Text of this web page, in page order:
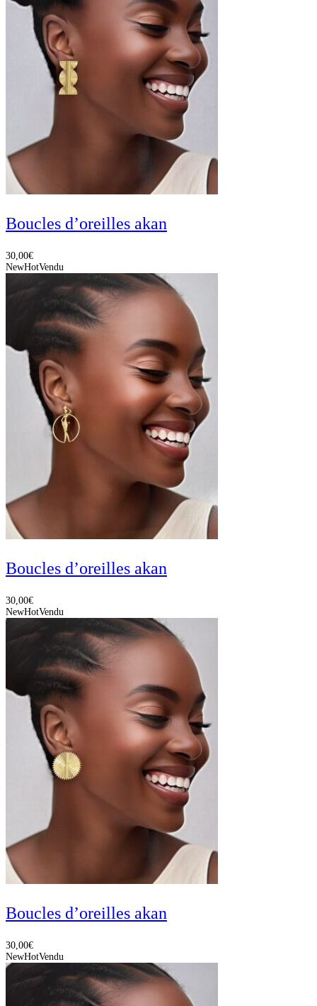
Boucles d’oreilles akan
30,00€
NewHotVendu
Boucles d’oreilles akan
30,00€
NewHotVendu
Boucles d’oreilles akan
30,00€
NewHotVendu